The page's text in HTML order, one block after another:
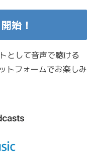
始！
として音声で聴ける
トフォームでお楽しみ